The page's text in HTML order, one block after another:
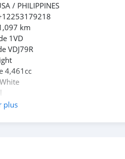
/ PHILIPPINES
km
1VD
VDJ79R
4,461cc
drive
plus